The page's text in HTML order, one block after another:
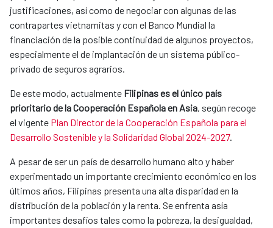
justificaciones, así como de negociar con algunas de las
contrapartes vietnamitas y con el Banco Mundial la
financiación de la posible continuidad de algunos proyectos,
especialmente el de implantación de un sistema público-
privado de seguros agrarios.
De este modo, actualmente Filipinas es el único país
prioritario de la Cooperación Española en Asia, según recoge
el vigente Plan Director de la Cooperación Española para el
Desarrollo Sostenible y la Solidaridad Global 2024-2027.
A pesar de ser un país de desarrollo humano alto y haber
experimentado un importante crecimiento económico en los
últimos años, Filipinas presenta una alta disparidad en la
distribución de la población y la renta. Se enfrenta asía
importantes desafíos tales como la pobreza, la desigualdad,